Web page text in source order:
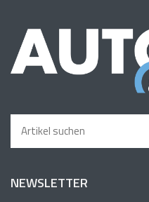
NEWSLETTER